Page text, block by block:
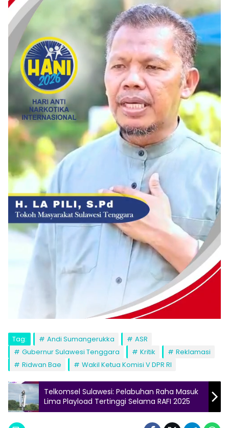
Tag: Andi Sumangerukka
ASR
Gubernur Sulawesi Tenggara
Kritik
Reklamasi
Ridwan Bae
Wakil Ketua Komisi V DPR RI
Telkomsel Sulawesi: Pelabuhan Raha Masuk
Lima Playload Tertinggi Selama RAFI 2025